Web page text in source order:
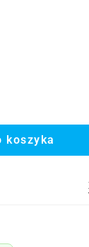
koszyka